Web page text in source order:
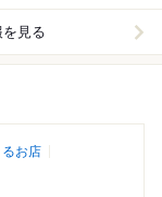
見る
お店